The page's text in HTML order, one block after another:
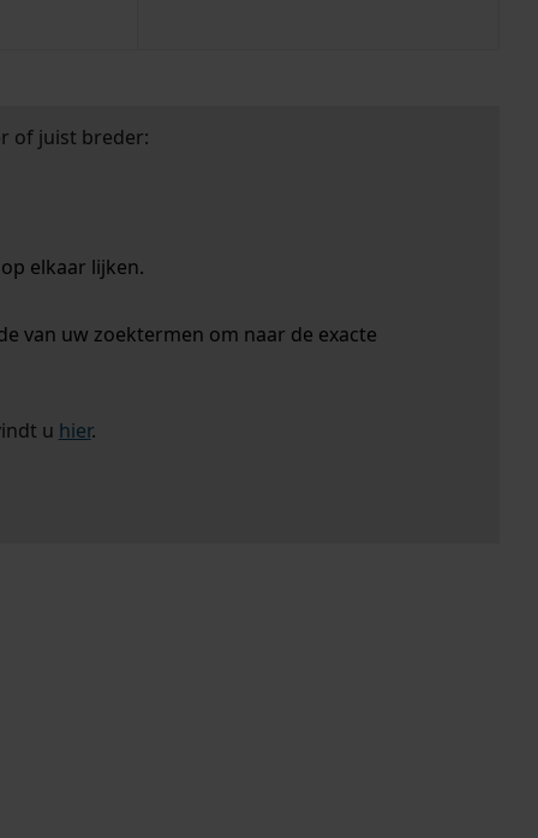
of juist breder:
elkaar lijken.
van uw zoektermen om naar de exacte
u hier.